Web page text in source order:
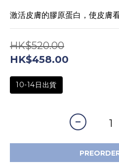
激活皮膚的膠原蛋白，使皮膚
HK$520.00
HK$458.00
10-14日出貨